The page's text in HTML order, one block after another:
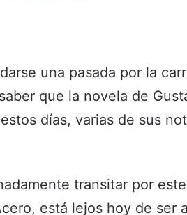
una pasada por la
que la novela de
días, varias de sus
transitar por
está lejos hoy de ser